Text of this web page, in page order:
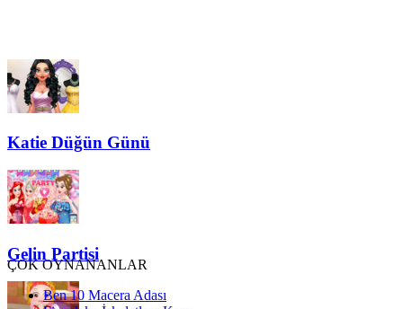
Katie Düğün Günü
Gelin Partisi
ÇOK OYNANANLAR
Ben 10 Macera Adası